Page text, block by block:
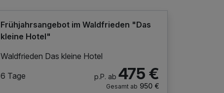
Frühjahrsangebot im Waldfrieden "Das
kleine Hotel"
Waldfrieden Das kleine Hotel
6 Tage
p.P. ab 475 €
Gesamt ab 950 €